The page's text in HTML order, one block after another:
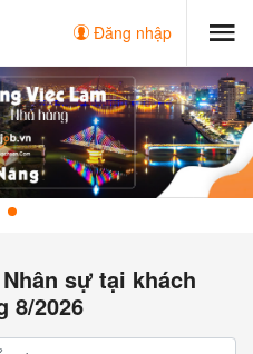
Đăng nhập
sự tại khách
8/2026